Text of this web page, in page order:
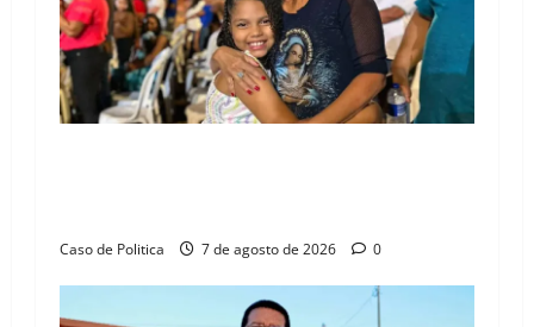
a
t
i
Caso de Politica 7 de agosto de 2026 0